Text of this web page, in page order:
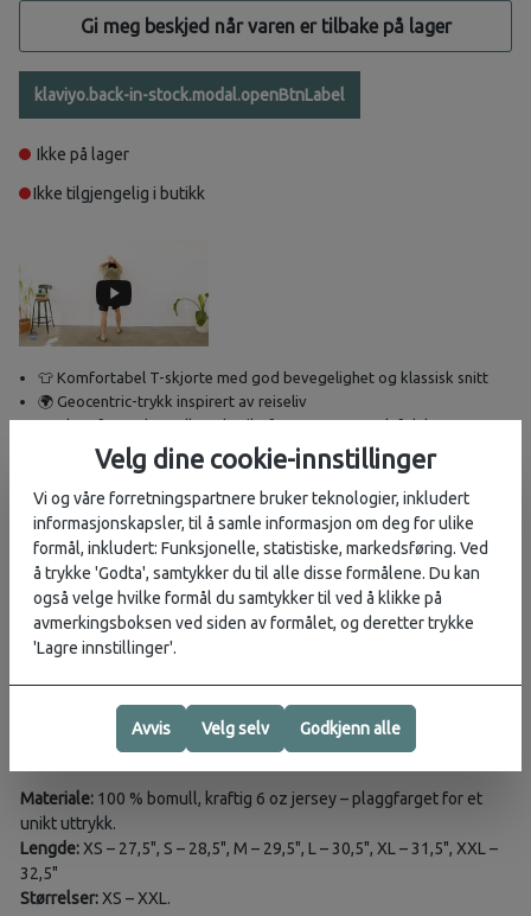
Gi meg beskjed når varen er tilbake på lager
klaviyo.back-in-stock.modal.openBtnLabel
Ikke på lager
Ikke tilgjengelig i butikk
👕 Komfortabel T-skjorte med god bevegelighet og klassisk snitt
🌍 Geocentric-trykk inspirert av reiseliv
🎨 Plaggfarget bomull med unikt fargepreg og myk følelse
Beskrivelse
T-skjorte i 100% bomull med Geocentric-grafikk som gjenspeiler
KAVUs filosofi om aktiv livsstil og eventyr!
Uansett om du holder deg i nærområdet eller drar langt avgårde, er
KAVU med deg hele veien – og minner deg på å gjøre verden til din
egen lekeplass.
T-skjorten har en avslappet passform, korte ermer og ribbestrikket
hals med stretch. Liten trykkdetalj på venstre bryst og større trykk
på ryggen. Overført merkelapp i nakken for økt komfort.
Materiale: 100 % bomull, kraftig 6 oz jersey – plaggfarget for et
unikt uttrykk.
Lengde:XS – 27,5", S – 28,5", M – 29,5", L – 30,5", XL – 31,5", XXL –
32,5"
Størrelser:XS – XXL.
Velg dine cookie-innstillinger
Vi og våre forretningspartnere bruker teknologier, inkludert
informasjonskapsler, til å samle informasjon om deg for ulike
formål, inkludert: Funksjonelle, statistiske, markedsføring. Ved
å trykke 'Godta', samtykker du til alle disse formålene. Du kan
også velge hvilke formål du samtykker til ved å klikke på
avmerkingsboksen ved siden av formålet, og deretter trykke
'Lagre innstillinger'.
Avvis Velg selv Godkjenn alle